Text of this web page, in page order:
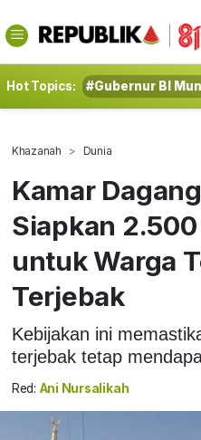
Hot Topics: #Gubernur BI
Khazanah Dunia
Kamar
Siapkan
untuk Warga
Terjebak
Kebijakan ini
terjebak tetap
Red: Ani Nursalikah